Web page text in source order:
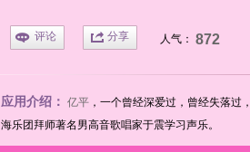
评论 分享 人气： 872
应用介绍： 亿平 ，一个曾经深爱过，曾经失落
海乐团拜师著名男高音歌唱家于震学习声乐。